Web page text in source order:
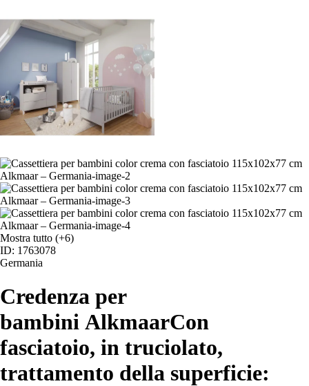
Mostra tutto (+6)
ID: 1763078
Germania
Credenza per
bambini AlkmaarCon
fasciatoio, in truciolato,
trattamento della superficie: